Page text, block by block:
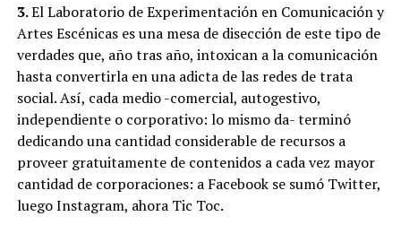
3.El Laboratorio de Experimentación en Comunicación y
Artes Escénicas es una mesa de disección de este tipo de
verdades que, año tras año, intoxican a la comunicación
hasta convertirla en una adicta de las redes de trata
social. Así, cada medio -comercial, autogestivo,
independiente o corporativo: lo mismo da- terminó
dedicando una cantidad considerable de recursos a
proveer gratuitamente de contenidos a cada vez mayor
cantidad de corporaciones: a Facebook se sumó Twitter,
luego Instagram, ahora Tic Toc.